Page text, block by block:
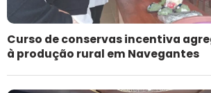
Curso de conservas incentiva
à produção rural em Navegantes